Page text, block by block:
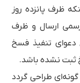
ظرف پانزده روز
ارسال و ظرف
دعوای تنفیذ فسخ
نشده باشد.
گونه‌ای طراحی گردد